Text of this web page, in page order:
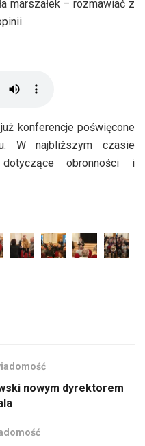
marszałek – rozmawiać z
konferencje poświęcone
W najbliższym czasie
obronności i
nowym dyrektorem